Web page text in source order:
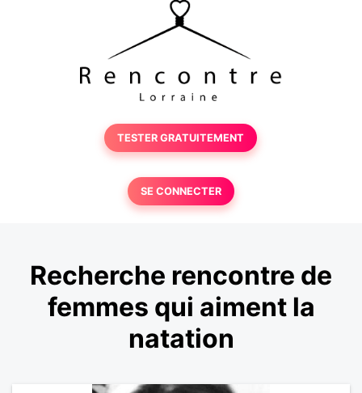
TESTER GRATUITEMENT
SE CONNECTER
Recherche rencontre de
femmes qui aiment la
natation